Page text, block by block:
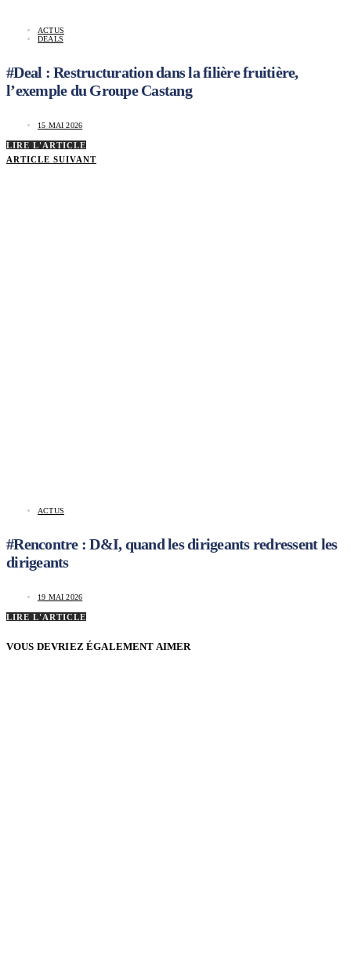
ACTUS
DEALS
#Deal : Restructuration dans la filière fruitière,
l’exemple du Groupe Castang
15 MAI 2026
LIRE L'ARTICLE
ARTICLE SUIVANT
ACTUS
#Rencontre : D&I, quand les dirigeants redressent les
dirigeants
19 MAI 2026
LIRE L'ARTICLE
VOUS DEVRIEZ ÉGALEMENT AIMER